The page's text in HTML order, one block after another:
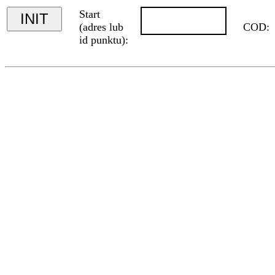
INIT
Start
(adres lub
id punktu):
COD: